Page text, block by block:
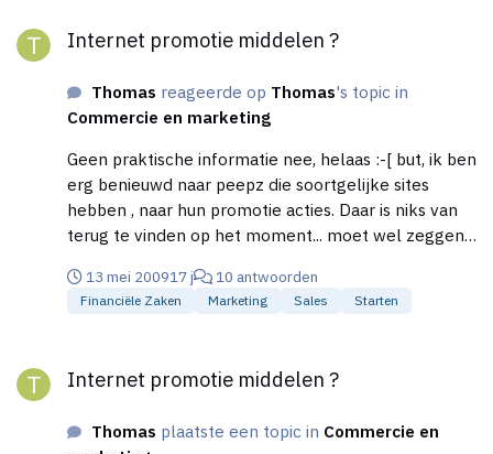
Internet promotie middelen ?
Thomas reageerde op Thomas's topic in
Commercie en marketing
Geen praktische informatie nee, helaas :-[ but, ik ben
erg benieuwd naar peepz die soortgelijke sites
hebben , naar hun promotie acties. Daar is niks van
terug te vinden op het moment... moet wel zeggen
13 mei 200917 j 10 antwoorden
Financiële Zaken Marketing Sales Starten
Internet promotie middelen ?
Thomas plaatste een topic in Commercie en